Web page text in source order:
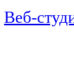
Веб-